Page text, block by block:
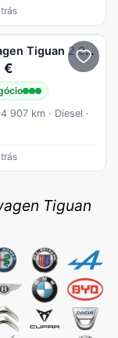
Tiguan 2.0 TDI SCR (BlueMotion ) Sound
€
907 km · Diesel ·
Tiguan